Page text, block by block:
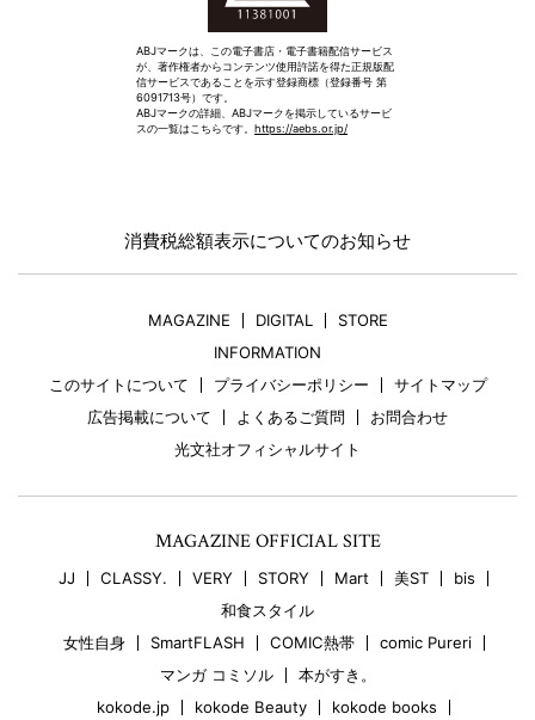
ABJマークは、この電子書店・電子書籍配信サービス
が、著作権者からコンテンツ使用許諾を得た正規版配
信サービスであることを示す登録商標（登録番号 第
6091713号）です。
ABJマークの詳細、ABJマークを掲示しているサービ
スの一覧はこちらです。 https://aebs.or.jp/
消費税総額表示についてのお知らせ
MAGAZINE DIGITAL
STORE
INFORMATION
このサイトについて
プライバシーポリシー
サイトマップ
広告掲載について
よくあるご質問
お問合わせ
光文社オフィシャルサイト
MAGAZINE OFFICIAL SITE
JJ CLASSY. VERY STORY Mart 美ST
bis
和食スタイル
女性自身
SmartFLASH COMIC熱帯
comic Pureri
マンガ コミソル
本がすき。
kokode.jp
kokode Beauty kokode books